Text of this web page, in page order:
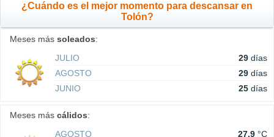
¿Cuándo es el mejor momento para descansar en
Tolón?
Meses más soleados:
JULIO
29 días
AGOSTO
29 días
JUNIO
25 días
Meses más cálidos:
AGOSTO
27.9 °C